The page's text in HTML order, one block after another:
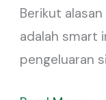
Berikut
adalah smart
pengeluaran